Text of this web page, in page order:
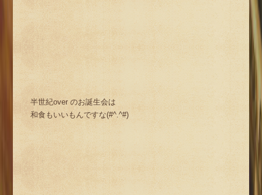
半世紀over のお誕生会は
和食もいいもんですな(#^.^#)